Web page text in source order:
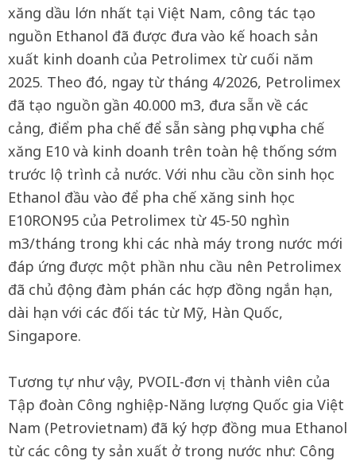
xăng dầu lớn nhất tại Việt Nam, công tác tạo
nguồn Ethanol đã được đưa vào kế hoach sản
xuất kinh doanh của Petrolimex từ cuối năm
2025. Theo đó, ngay từ tháng 4/2026, Petrolimex
đã tạo nguồn gần 40.000 m3, đưa sẵn về các
cảng, điểm pha chế để sẵn sàng phục vụ pha chế
xăng E10 và kinh doanh trên toàn hệ thống sớm
trước lộ trình cả nước. Với nhu cầu cồn sinh học
Ethanol đầu vào để pha chế xăng sinh học
E10RON95 của Petrolimex từ 45-50 nghìn
m3/tháng trong khi các nhà máy trong nước mới
đáp ứng được một phần nhu cầu nên Petrolimex
đã chủ động đàm phán các hợp đồng ngắn hạn,
dài hạn với các đối tác từ Mỹ, Hàn Quốc,
Singapore.
Tương tự như vậy, PVOIL-đơn vị thành viên của
Tập đoàn Công nghiệp-Năng lượng Quốc gia Việt
Nam (Petrovietnam) đã ký hợp đồng mua Ethanol
từ các công ty sản xuất ở trong nước như: Công